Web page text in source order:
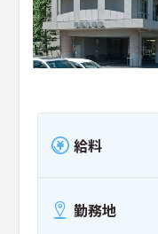
給料
勤務地